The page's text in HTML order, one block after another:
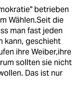
betrieben
Wählen.Seit die
man fast jeden
kann, geschieht
ihre Weiber,ihre
sollten sie nicht
Das ist nur